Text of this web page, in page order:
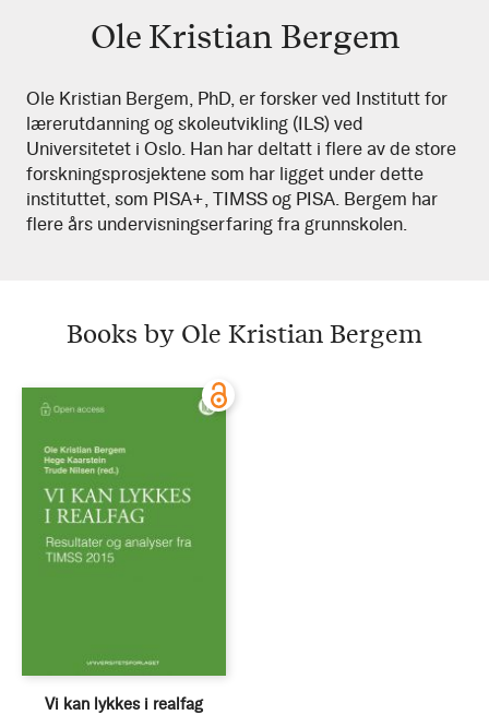
Ole Kristian Bergem
Ole
Kristian
Bergem
Ole Kristian Bergem, PhD, er forsker ved Institutt for
lærerutdanning og skoleutvikling (ILS) ved
Universitetet i Oslo. Han har deltatt i flere av de store
forskningsprosjektene som har ligget under dette
instituttet, som PISA+, TIMSS og PISA. Bergem har
flere års undervisningserfaring fra grunnskolen.
Books by Ole Kristian Bergem
Vi kan lykkes i realfag